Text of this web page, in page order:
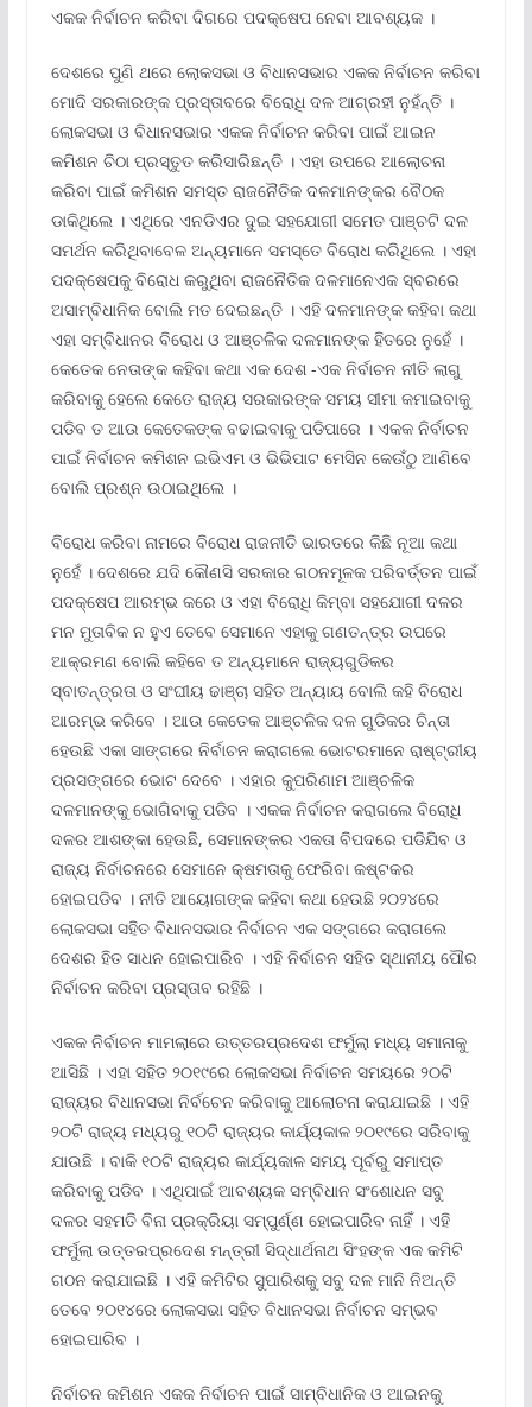
ଏକକ ନିର୍ବାଚନ କରିବା ଦିଗରେ ପଦକ୍ଷେପ ନେବା ଆବଶ୍ୟକ ।
ଦେଶରେ ପୁଣି ଥରେ ଲୋକସଭା ଓ ବିଧାନସଭାର ଏକକ ନିର୍ବାଚନ କରିବା
ମୋଦି ସରକାରଙ୍କ ପ୍ରସ୍ତାବରେ ବିରୋଧି ଦଳ ଆଗ୍ରହୀ ନୁହଁନ୍ତି ।
ଲୋକସଭା ଓ ବିଧାନସଭାର ଏକକ ନିର୍ବାଚନ କରିବା ପାଇଁ ଆଇନ
କମିଶନ ଚିଠା ପ୍ରସ୍ତୁତ କରିସାରିଛନ୍ତି । ଏହା ଉପରେ ଆଲୋଚନା
କରିବା ପାଇଁ କମିଶନ ସମସ୍ତ ରାଜନୈତିକ ଦଳମାନଙ୍କର ବୈଠକ
ଡାକିଥିଲେ । ଏଥିରେ ଏନଡିଏର ଦୁଇ ସହଯୋଗୀ ସମେତ ପାଞ୍ଚଟି ଦଳ
ସମର୍ଥନ କରିଥିବାବେଳ ଅନ୍ୟମାନେ ସମସ୍ତେ ବିରୋଧ କରିଥିଲେ । ଏହା
ପଦକ୍ଷେପକୁ ବିରୋଧ କରୁଥିବା ରାଜନୈତିକ ଦଳମାନେଏକ ସ୍ବରରେ
ଅସାମ୍ବିଧାନିକ ବୋଲି ମତ ଦେଇଛନ୍ତି । ଏହି ଦଳମାନଙ୍କ କହିବା କଥା
ଏହା ସମ୍ବିଧାନର ବିରୋଧ ଓ ଆଞ୍ଚଳିକ ଦଳମାନଙ୍କ ହିତରେ ନୁହେଁ ।
କେତେକ ନେତାଙ୍କ କହିବା କଥା ଏକ ଦେଶ -ଏକ ନିର୍ବାଚନ ନୀତି ଲାଗୁ
କରିବାକୁ ହେଲେ କେତେ ରାଜ୍ୟ ସରକାରଙ୍କ ସମୟ ସୀମା କମାଇବାକୁ
ପଡିବ ତ ଆଉ କେତେକଙ୍କ ବଢାଇବାକୁ ପଡିପାରେ । ଏକକ ନିର୍ବାଚନ
ପାଇଁ ନିର୍ବାଚନ କମିଶନ ଇଭିଏମ ଓ ଭିଭିପାଟ ମେସିନ କେଉଁଠୁ ଆଣିବେ
ବୋଲି ପ୍ରଶ୍ନ ଉଠାଇଥିଲେ ।
ବିରୋଧ କରିବା ନାମରେ ବିରୋଧ ରାଜନୀତି ଭାରତରେ କିଛି ନୂଆ କଥା
ନୁହେଁ । ଦେଶରେ ଯଦି କୌଣସି ସରକାର ଗଠନମୂଳକ ପରିବର୍ତ୍ତନ ପାଇଁ
ପଦକ୍ଷେପ ଆରମ୍ଭ କରେ ଓ ଏହା ବିରୋଧି କିମ୍ବା ସହଯୋଗୀ ଦଳର
ମନ ମୁତାବିକ ନ ହୁଏ ତେବେ ସେମାନେ ଏହାକୁ ଗଣତନ୍ତ୍ର ଉପରେ
ଆକ୍ରମଣ ବୋଲି କହିବେ ତ ଅନ୍ୟମାନେ ରାଜ୍ୟଗୁଡିକର
ସ୍ବାତନ୍ତ୍ରତା ଓ ସଂଘୀୟ ଢାଞ୍ଚା ସହିତ ଅନ୍ୟାୟ ବୋଲି କହି ବିରୋଧ
ଆରମ୍ଭ କରିବେ । ଆଉ କେତେକ ଆଞ୍ଚଳିକ ଦଳ ଗୁଡିକର ଚିନ୍ତା
ହେଉଛି ଏକା ସାଙ୍ଗରେ ନିର୍ବାଚନ କରାଗଲେ ଭୋଟରମାନେ ରାଷ୍ଟ୍ରୀୟ
ପ୍ରସଙ୍ଗରେ ଭୋଟ ଦେବେ । ଏହାର କୁପରିଣାମ ଆଞ୍ଚଳିକ
ଦଳମାନଙ୍କୁ ଭୋଗିବାକୁ ପଡିବ । ଏକକ ନିର୍ବାଚନ କରାଗଲେ ବିରୋଧି
ଦଳର ଆଶଙ୍କା ହେଉଛି, ସେମାନଙ୍କର ଏକତା ବିପଦରେ ପଡିଯିବ ଓ
ରାଜ୍ୟ ନିର୍ବାଚନରେ ସେମାନେ କ୍ଷମତାକୁ ଫେରିବା କଷ୍ଟକର
ହୋଇପଡିବ । ନୀତି ଆୟୋଗଙ୍କ କହିବା କଥା ହେଉଛି ୨୦୨୪ରେ
ଲୋକସଭା ସହିତ ବିଧାନସଭାର ନିର୍ବାଚନ ଏକ ସଙ୍ଗରେ କରାଗଲେ
ଦେଶର ହିତ ସାଧନ ହୋଇପାରିବ । ଏହି ନିର୍ବାଚନ ସହିତ ସ୍ଥାନୀୟ ପୌର
ନିର୍ବାଚନ କରିବା ପ୍ରସ୍ତାବ ରହିଛି ।
ଏକକ ନିର୍ବାଚନ ମାମଲାରେ ଉତ୍ତରପ୍ରଦେଶ ଫର୍ମୁଲା ମଧ୍ୟ ସମାନାକୁ
ଆସିଛି । ଏହା ସହିତ ୨୦୧୯ରେ ଲୋକସଭା ନିର୍ବାଚନ ସମୟରେ ୨୦ଟି
ରାଜ୍ୟର ବିଧାନସଭା ନିର୍ବଚେନ କରିବାକୁ ଆଲୋଚନା କରାଯାଇଛି । ଏହି
୨୦ଟି ରାଜ୍ୟ ମଧ୍ୟରୁ ୧୦ଟି ରାଜ୍ୟର କାର୍ଯ୍ୟକାଳ ୨୦୧୯ରେ ସରିବାକୁ
ଯାଉଛି । ବାକି ୧୦ଟି ରାଜ୍ୟର କାର୍ଯ୍ୟକାଳ ସମୟ ପୂର୍ବରୁ ସମାପ୍ତ
କରିବାକୁ ପଡିବ । ଏଥିପାଇଁ ଆବଶ୍ୟକ ସମ୍ବିଧାନ ସଂଶୋଧନ ସବୁ
ଦଳର ସହମତି ବିନା ପ୍ରକ୍ରିୟା ସମ୍ପୁର୍ଣ୍ଣ ହୋଇପାରିବ ନାହିଁ । ଏହି
ଫର୍ମୁଲା ଉତ୍ତରପ୍ରଦେଶ ମନ୍ତ୍ରୀ ସିଦ୍ଧାର୍ଥନାଥ ସିଂହଙ୍କ ଏକ କମିଟି
ଗଠନ କରାଯାଇଛି । ଏହି କମିଟିର ସୁପାରିଶକୁ ସବୁ ଦଳ ମାନି ନିଅନ୍ତି
ତେବେ ୨୦୧୪ରେ ଲୋକସଭା ସହିତ ବିଧାନସଭା ନିର୍ବାଚନ ସମ୍ଭବ
ହୋଇପାରିବ ।
ନିର୍ବାଚନ କମିଶନ ଏକକ ନିର୍ବାଚନ ପାଇଁ ସାମ୍ବିଧାନିକ ଓ ଆଇନକୁ